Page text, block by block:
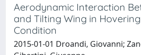
Aerodynamic Interaction
and Tilting Wing in
Condition
2015-01-01 Droandi, Giovanni;